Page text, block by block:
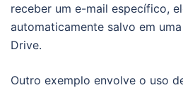
receber um e-mail específico,
automaticamente salvo em
Drive.
Outro exemplo envolve o uso